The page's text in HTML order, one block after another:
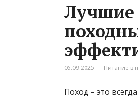
Лучшие
05.09.2025 Питание в
Поход – это